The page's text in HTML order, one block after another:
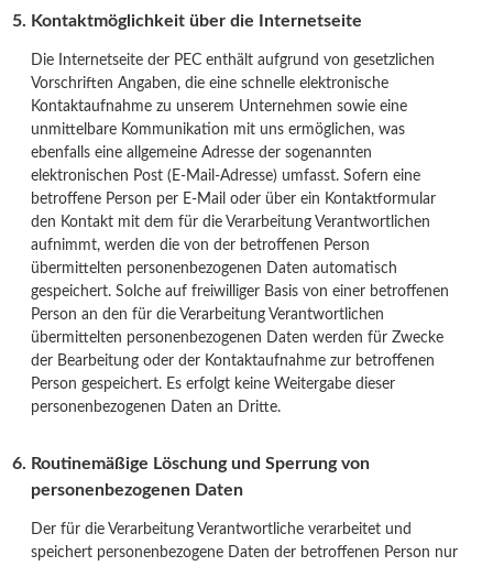
Kontaktmöglichkeit über die Internetseite
Die Internetseite der PEC enthält aufgrund von gesetzlichen
Vorschriften Angaben, die eine schnelle elektronische
Kontaktaufnahme zu unserem Unternehmen sowie eine
unmittelbare Kommunikation mit uns ermöglichen, was
ebenfalls eine allgemeine Adresse der sogenannten
elektronischen Post (E-Mail-Adresse) umfasst. Sofern eine
betroffene Person per E-Mail oder über ein Kontaktformular
den Kontakt mit dem für die Verarbeitung Verantwortlichen
aufnimmt, werden die von der betroffenen Person
übermittelten personenbezogenen Daten automatisch
gespeichert. Solche auf freiwilliger Basis von einer betroffenen
Person an den für die Verarbeitung Verantwortlichen
übermittelten personenbezogenen Daten werden für Zwecke
der Bearbeitung oder der Kontaktaufnahme zur betroffenen
Person gespeichert. Es erfolgt keine Weitergabe dieser
personenbezogenen Daten an Dritte.
Routinemäßige Löschung und Sperrung von
personenbezogenen Daten
Der für die Verarbeitung Verantwortliche verarbeitet und
speichert personenbezogene Daten der betroffenen Person nur